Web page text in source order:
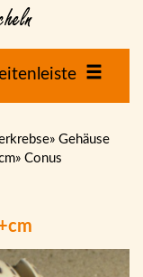
» Gehäuse
» Conus